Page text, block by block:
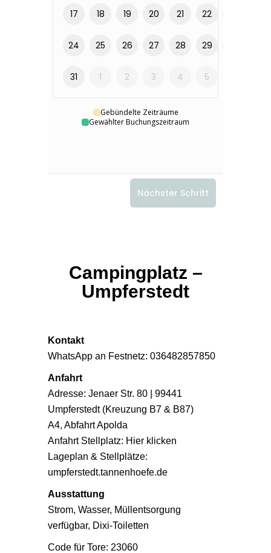
Campingplatz –
Umpferstedt
Kontakt
WhatsApp an Festnetz: 036482857850
Anfahrt
Adresse: Jenaer Str. 80 | 99441
Umpferstedt (Kreuzung B7 & B87)
A4, Abfahrt Apolda
Anfahrt Stellplatz: Hier klicken
Lageplan & Stellplätze:
umpferstedt.tannenhoefe.de
Ausstattung
Strom, Wasser, Müllentsorgung
verfügbar, Dixi-Toiletten
Code für Tore: 23060